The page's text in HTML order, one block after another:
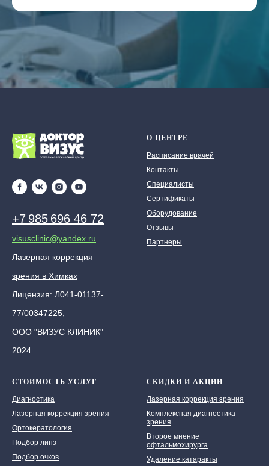
+7 985 696 46 72
visusclinic@yandex.ru
Лазерная коррекция
зрения в Химках
Лицензия: Л041-01137-
77/00347225;
ООО "ВИЗУС КЛИНИК"
2024
О ЦЕНТРЕ
Расписание врачей
Контакты
Специалисты
Сертификаты
Оборудование
Отзывы
Партнеры
СТОИМОСТЬ УСЛУГ
Диагностика
Лазерная коррекция зрения
Ортокератология
Подбор линз
Подбор очков
СКИДКИ И АКЦИИ
Лазерная коррекция зрения
Комплексная диагностика
зрения
Второе мнение
офтальмохирурга
Удаление катаракты